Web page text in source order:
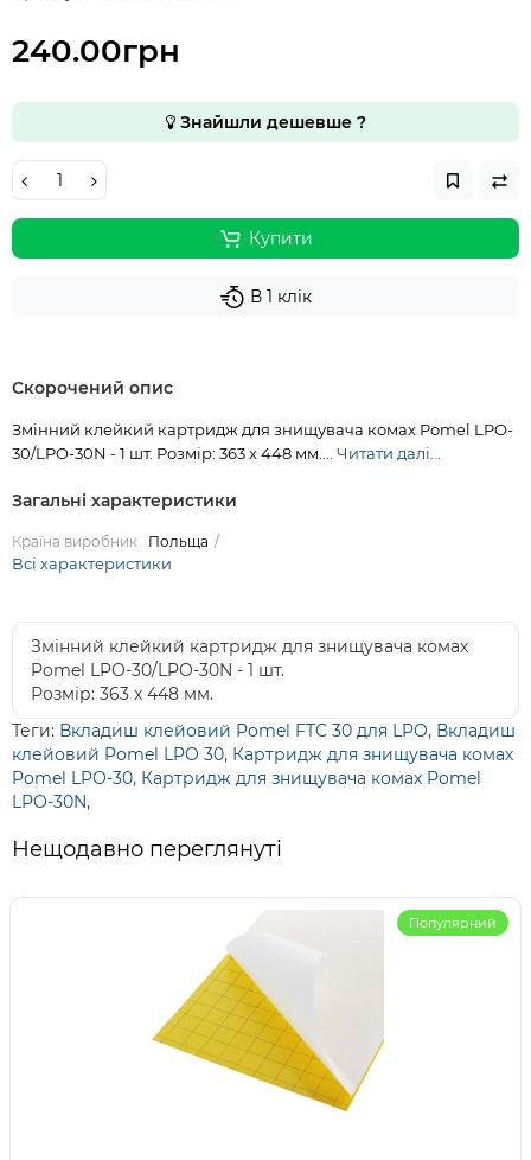
240.00грн
Знайшли дешевше ?
Купити
В 1 клік
Скорочений опис
Змінний клейкий картридж для знищувача комах Pomel LPO-
30/LPO-30N - 1 шт. Розмір: 363 x 448 мм.... Читати далі...
Загальні характеристики
Країна виробник Польща
Всі характеристики
Змінний клейкий картридж для знищувача комах
Pomel LPO-30/LPO-30N - 1 шт.
Розмір: 363 x 448 мм.
Теги: Вкладиш клейовий Pomel FTC 30 для LPO, Вкладиш
клейовий Pomel LPO 30, Картридж для знищувача комах
Pomel LPO-30, Картридж для знищувача комах Pomel
LPO-30N,
Нещодавно переглянуті
Популярний